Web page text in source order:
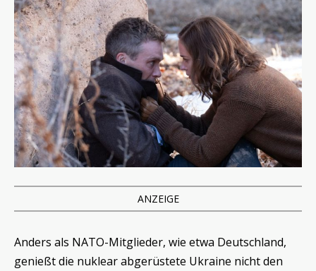
ANZEIGE
Anders als NATO-Mitglieder, wie etwa Deutschland,
genießt die nuklear abgerüstete Ukraine nicht den